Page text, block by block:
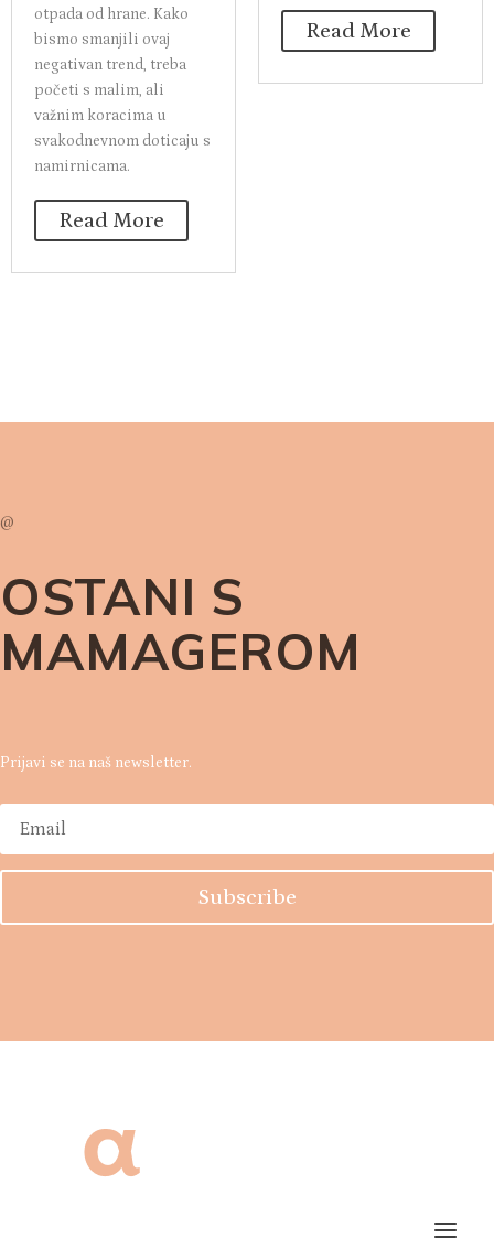
otpada od hrane. Kako
bismo smanjili ovaj
negativan trend, treba
početi s malim, ali
važnim koracima u
svakodnevnom doticaju s
namirnicama.
Read More
Read More
@
OSTANI S
MAMAGEROM
Prijavi se na naš newsletter.
Subscribe